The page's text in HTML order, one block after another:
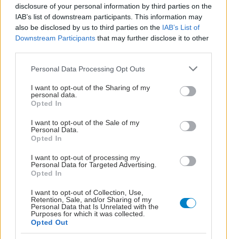
disclosure of your personal information by third parties on the
IAB’s list of downstream participants. This information may
also be disclosed by us to third parties on the IAB’s List of
Downstream Participants that may further disclose it to other
Please note that this website/app uses one or more Google
not limited to your visit or usage behaviour. You may click to
grant or deny consent to Google and its third-party tags to
use your data for below specified purposes in below Google
consent section.
Personal Data Processing Opt Outs
I want to opt-out of the Sharing of my
personal data.
Opted In
I want to opt-out of the Sale of my
Personal Data.
Opted In
I want to opt-out of processing my
Personal Data for Targeted Advertising.
Opted In
I want to opt-out of Collection, Use,
Retention, Sale, and/or Sharing of my
Personal Data that Is Unrelated with the
Purposes for which it was collected.
Opted Out
ΣΗΜΕΡΑ ΣΤΟ IATRONET.GR